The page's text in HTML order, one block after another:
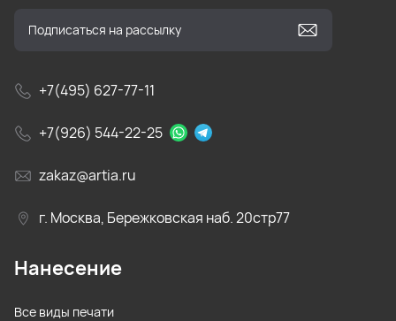
+7(495) 627-77-11
+7(926) 544-22-25
zakaz@artia.ru
г. Москва, Бережковская наб. 20стр77
Нанесение
Все виды печати